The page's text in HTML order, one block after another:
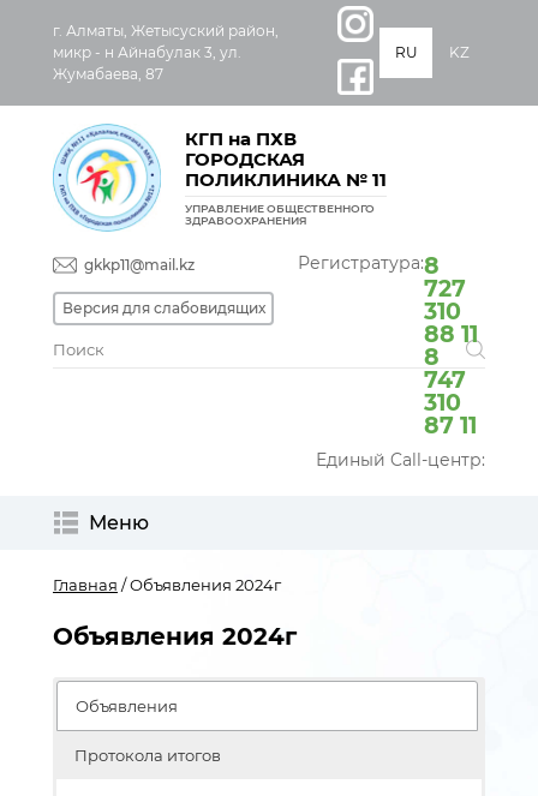
г. Алматы, Жетысуский район,
микр - н Айнабулак 3, ул.
Жумабаева, 87
RU KZ
КГП на ПХВ
ГОРОДСКАЯ
ПОЛИКЛИНИКА № 11
УПРАВЛЕНИЕ ОБЩЕСТВЕННОГО
ЗДРАВООХРАНЕНИЯ
gkkp11@mail.kz
Версия для слабовидящих
Регистратура:8
727
310
88 11
8
747
310
87 11
Единый Call-центр:
Меню
Главная / Объявления 2024г
Объявления 2024г
Объявления
Протокола итогов